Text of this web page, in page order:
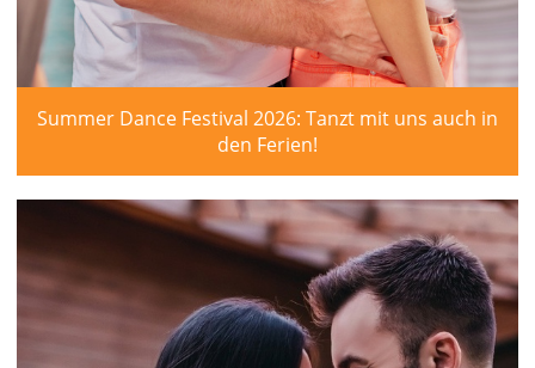
Summer Dance Festival 2026: Tanzt mit uns auch in
den Ferien!